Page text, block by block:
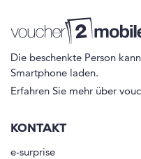
Die beschenkte Person
Smartphone laden.
Erfahren Sie mehr über
KONTAKT
e-surprise